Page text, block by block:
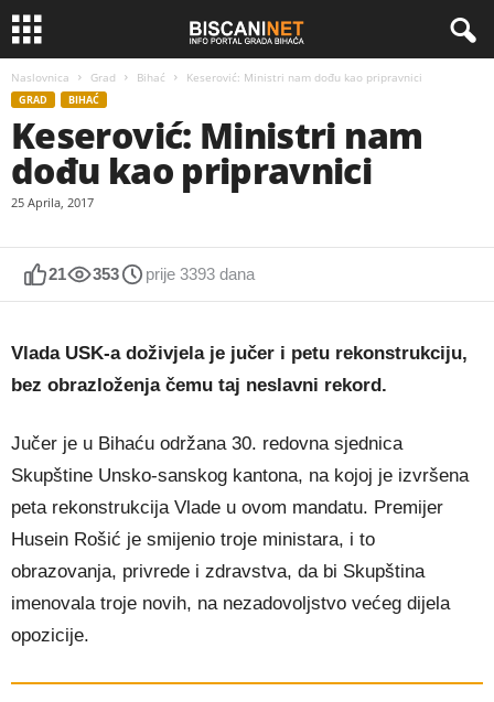
Naslovnica Grad Bihać Keserović: Ministri nam dođu kao pripravnici
GRAD BIHAĆ
Keserović: Ministri nam
dođu kao pripravnici
25 Aprila, 2017
21 353 prije 3393 dana
Vlada USK-a doživjela je jučer i petu rekonstrukciju,
bez obrazloženja čemu taj neslavni rekord.
Jučer je u Bihaću održana 30. redovna sjednica
Skupštine Unsko-sanskog kantona, na kojoj je izvršena
peta rekonstrukcija Vlade u ovom mandatu. Premijer
Husein Rošić je smijenio troje ministara, i to
obrazovanja, privrede i zdravstva, da bi Skupština
imenovala troje novih, na nezadovoljstvo većeg dijela
opozicije.